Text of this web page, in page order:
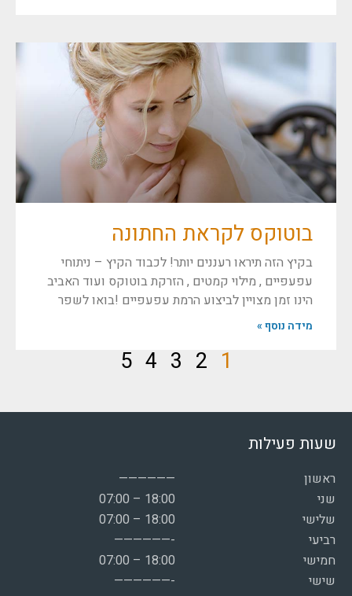
בוטוקס לקראת החתונה
בקיץ הזה תיראו רעננים יותר! לכבוד הקיץ – ניתוחי
עפעפיים , מילוי קמטים , הזרקת בוטוקס ועוד האביב
הינו זמן מצויין לביצוע הרמת עפעפיים !בואו לשפר
מידה נוסף »
1
2
3
4
5
שעות פעילות
——————
ראשון
07:00 – 18:00
שני
07:00 – 18:00
שלישי
——————-
רביעי
07:00 – 18:00
חמישי
——————-
שישי